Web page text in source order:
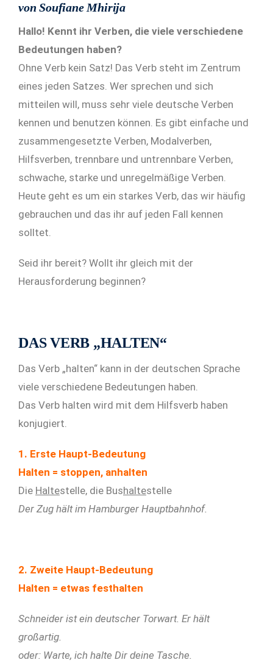
von Soufiane Mhirija
Hallo! Kennt ihr Verben, die viele verschiedene
Bedeutungen haben?
Ohne Verb kein Satz! Das Verb steht im Zentrum
eines jeden Satzes. Wer sprechen und sich
mitteilen will, muss sehr viele deutsche Verben
kennen und benutzen können. Es gibt einfache und
zusammengesetzte Verben, Modalverben,
Hilfsverben, trennbare und untrennbare Verben,
schwache, starke und unregelmäßige Verben.
Heute geht es um ein starkes Verb, das wir häufig
gebrauchen und das ihr auf jeden Fall kennen
solltet.
Seid ihr bereit? Wollt ihr gleich mit der
Herausforderung beginnen?
DAS VERB „HALTEN“
Das Verb „halten“ kann in der deutschen Sprache
viele verschiedene Bedeutungen haben.
Das Verb halten wird mit dem Hilfsverb haben
konjugiert.
1. Erste Haupt-Bedeutung
Halten = stoppen, anhalten
Die Haltestelle, die Bushaltestelle
Der Zug hält im Hamburger Hauptbahnhof.
2. Zweite Haupt-Bedeutung
Halten = etwas festhalten
Schneider ist ein deutscher Torwart. Er hält
großartig.
oder: Warte, ich halte Dir deine Tasche.